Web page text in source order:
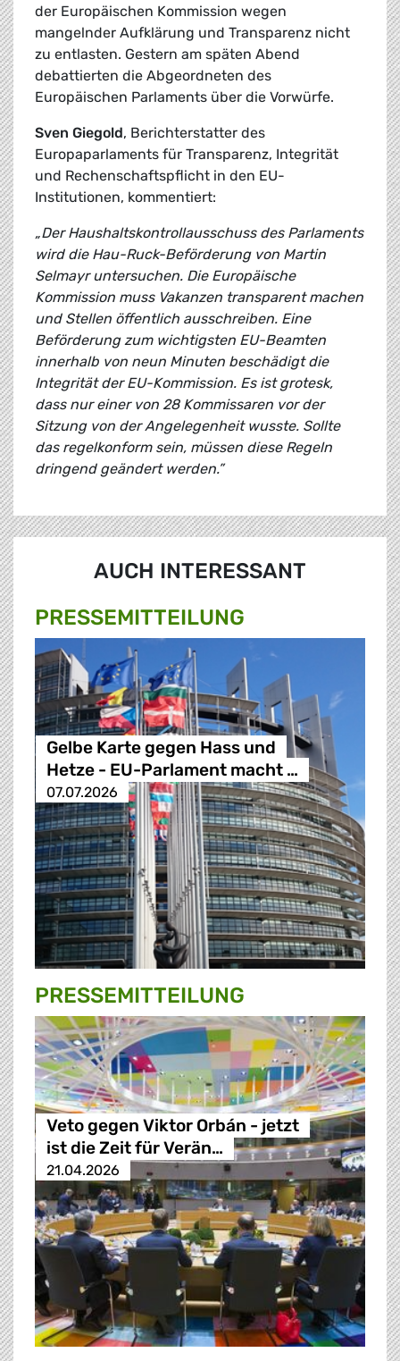
der Europäischen Kommission wegen
mangelnder Aufklärung und Transparenz nicht
zu entlasten. Gestern am späten Abend
debattierten die Abgeordneten des
Europäischen Parlaments über die Vorwürfe.
Sven Giegold, Berichterstatter des
Europaparlaments für Transparenz, Integrität
und Rechenschaftspflicht in den EU-
Institutionen, kommentiert:
„Der Haushaltskontrollausschuss des Parlaments
wird die Hau-Ruck-Beförderung von Martin
Selmayr untersuchen. Die Europäische
Kommission muss Vakanzen transparent machen
und Stellen öffentlich ausschreiben. Eine
Beförderung zum wichtigsten EU-Beamten
innerhalb von neun Minuten beschädigt die
Integrität der EU-Kommission. Es ist grotesk,
dass nur einer von 28 Kommissaren vor der
Sitzung von der Angelegenheit wusste. Sollte
das regelkonform sein, müssen diese Regeln
dringend geändert werden.”
AUCH INTERESSANT
PRESSE­MITTEILUNG
Gelbe Karte gegen Hass und
Hetze - EU-Parlament macht …
07.07.2026
PRESSE­MITTEILUNG
Veto gegen Viktor Orbán - jetzt
ist die Zeit für Verän…
21.04.2026